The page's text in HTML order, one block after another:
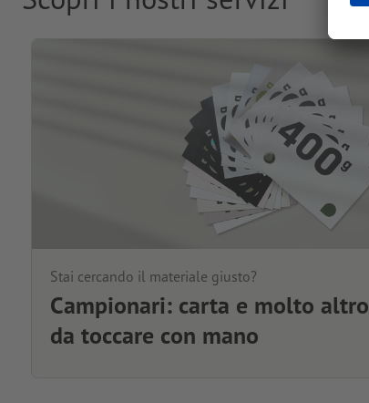
Stai cercando il materiale giusto?
Campionari: carta e molto altro
da toccare con mano